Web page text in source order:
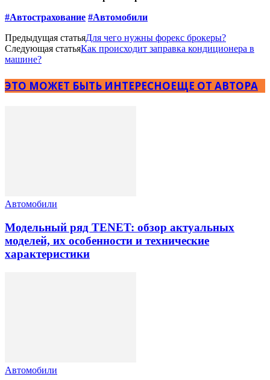
#Автострахование #Автомобили
Предыдущая статьяДля чего нужны форекс брокеры?
Следующая статьяКак происходит заправка кондиционера в
машине?
ЭТО МОЖЕТ БЫТЬ ИНТЕРЕСНОЕЩЕ ОТ АВТОРА
Автомобили
Модельный ряд TENET: обзор актуальных
моделей, их особенности и технические
характеристики
Автомобили